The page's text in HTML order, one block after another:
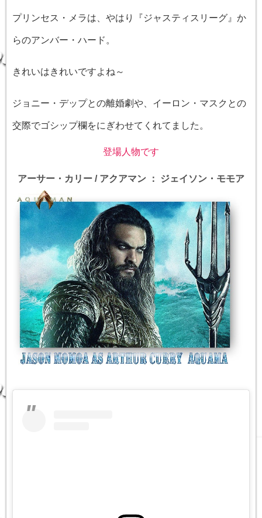
プリンセス・メラは、やはり『ジャスティスリーグ』か
らのアンバー・ハード。
きれいはきれいですよね～
ジョニー・デップとの離婚劇や、イーロン・マスクとの
交際でゴシップ欄をにぎわせてくれてました。
登場人物です
アーサー・カリー / アクアマン ： ジェイソン・モモア